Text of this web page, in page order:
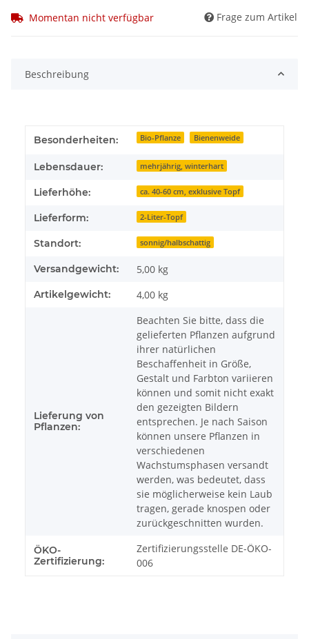
Momentan nicht verfügbar Frage zum Artikel
Beschreibung
Besonderheiten: Bio-Pflanze Bienenweide
Lebensdauer: mehrjährig, winterhart
Lieferhöhe: ca. 40-60 cm, exklusive Topf
Lieferform: 2-Liter-Topf
Standort: sonnig/halbschattig
Versandgewicht: 5,00 kg
Artikelgewicht: 4,00 kg
Lieferung von
Pflanzen:
Beachten Sie bitte, dass die
gelieferten Pflanzen aufgrund
ihrer natürlichen
Beschaffenheit in Größe,
Gestalt und Farbton variieren
können und somit nicht exakt
den gezeigten Bildern
entsprechen. Je nach Saison
können unsere Pflanzen in
verschiedenen
Wachstumsphasen versandt
werden, was bedeutet, dass
sie möglicherweise kein Laub
tragen, gerade knospen oder
zurückgeschnitten wurden.
ÖKO-
Zertifizierung:
Zertifizierungsstelle DE-ÖKO-
006